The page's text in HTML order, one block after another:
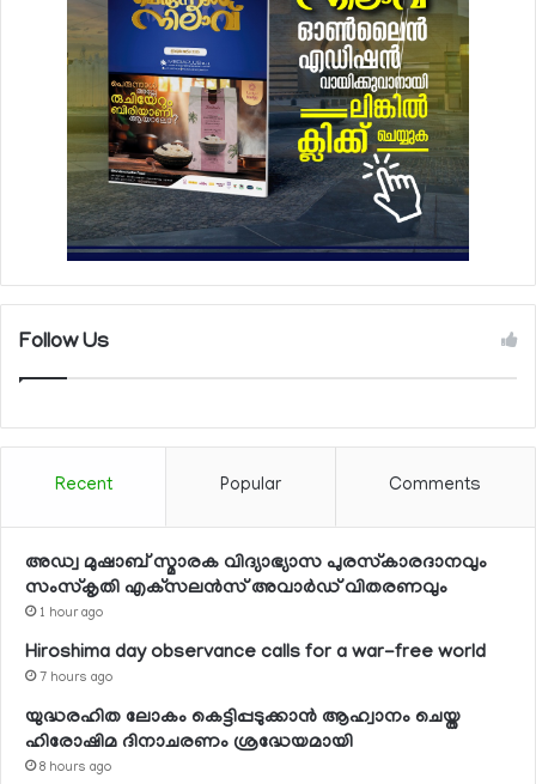
Follow Us
Recent Popular Comments
അഡ്വ മുഷാബ് സ്മാരക വിദ്യാഭ്യാസ പുരസ്‌കാരദാനവും
സംസ്‌കൃതി എക്‌സലന്‍സ് അവാര്‍ഡ് വിതരണവും
1 hour ago
Hiroshima day observance calls for a war-free world
7 hours ago
യുദ്ധരഹിത ലോകം കെട്ടിപ്പടുക്കാന്‍ ആഹ്വാനം ചെയ്ത
ഹിരോഷിമ ദിനാചരണം ശ്രദ്ധേയമായി
8 hours ago